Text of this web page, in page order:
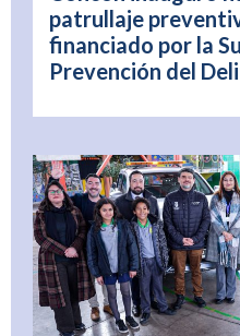
patrullaje
financiado por la
Prevención del